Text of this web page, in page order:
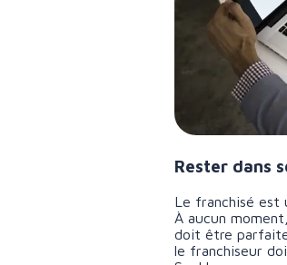
Rester dans
Le franchisé est
À aucun
doit être
le franchiseur